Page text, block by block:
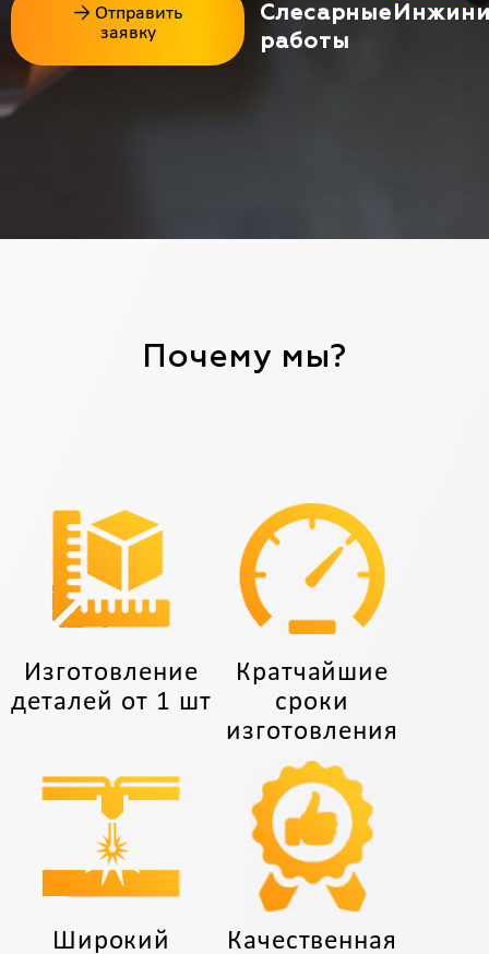
→ Отправить
заявку
Слесарные
работы
Почему мы?
Изготовление
деталей от 1 шт
Кратчайшие
сроки
изготовления
Широкий
Качественная